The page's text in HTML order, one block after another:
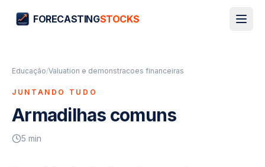
FORECASTINGSTOCKS
Educação/Valuation e demonstracoes financeiras
JUNTANDO TUDO
Armadilhas comuns
5 min